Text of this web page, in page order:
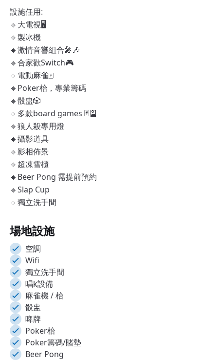
設施任用:
🔹大電視🖥
🔹製冰機
🔹激情音響組合🎤🎶
🔹合家歡Switch🎮
🔹電動麻雀🀄
🔹Poker枱，專業籌碼
🔹骰盅🎲
🔹多款board games 🃏🎴
🔹狼人殺專用燈
🔹攝影道具
🔹影相佈景
🔹超凍雪櫃
🔹Beer Pong 需提前預約
🔹Slap Cup
🔹獨立洗手間
場地設施
空調
Wifi
獨立洗手間
唱k設備
麻雀機 / 枱
骰盅
啤牌
Poker枱
Poker籌碼/賭墊
Beer Pong